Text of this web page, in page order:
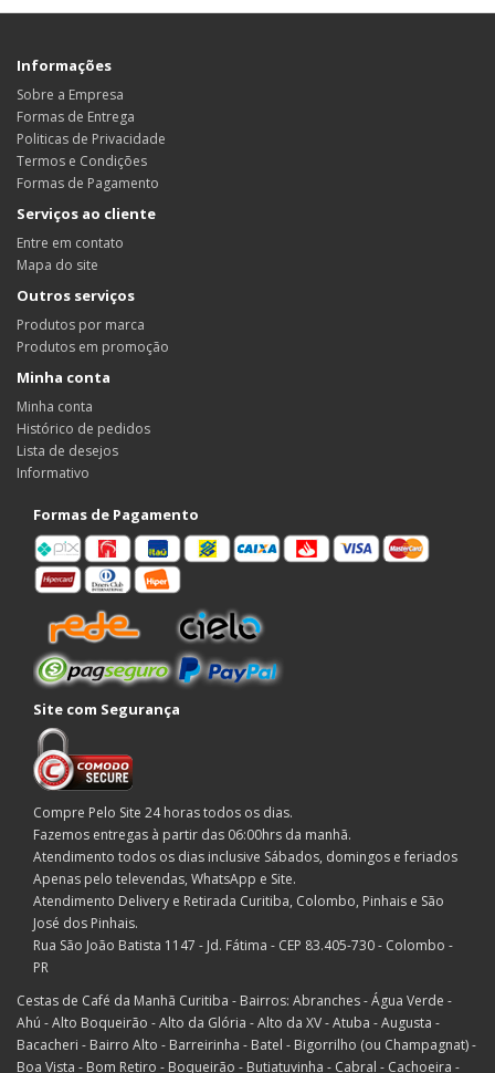
Informações
Sobre a Empresa
Formas de Entrega
Politicas de Privacidade
Termos e Condições
Formas de Pagamento
Serviços ao cliente
Entre em contato
Mapa do site
Outros serviços
Produtos por marca
Produtos em promoção
Minha conta
Minha conta
Histórico de pedidos
Lista de desejos
Informativo
Formas de Pagamento
Site com Segurança
Compre Pelo Site 24 horas todos os dias.
Fazemos entregas à partir das 06:00hrs da manhã.
Atendimento todos os dias inclusive Sábados, domingos e feriados
Apenas pelo televendas, WhatsApp e Site.
Atendimento Delivery e Retirada Curitiba, Colombo, Pinhais e São
José dos Pinhais.
Rua São João Batista 1147 - Jd. Fátima - CEP 83.405-730 - Colombo -
PR
Cestas de Café da Manhã Curitiba - Bairros: Abranches - Água Verde -
Ahú - Alto Boqueirão - Alto da Glória - Alto da XV - Atuba - Augusta -
Bacacheri - Bairro Alto - Barreirinha - Batel - Bigorrilho (ou Champagnat) -
Boa Vista - Bom Retiro - Boqueirão - Butiatuvinha - Cabral - Cachoeira -